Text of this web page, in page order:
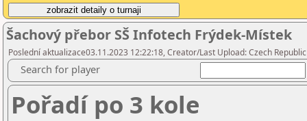
Šachový přebor SŠ Infotech Frýdek-Místek
Poslední aktualizace03.11.2023 12:22:18, Creator/Last Upload: Czech
Search for player
Pořadí po 3 kole